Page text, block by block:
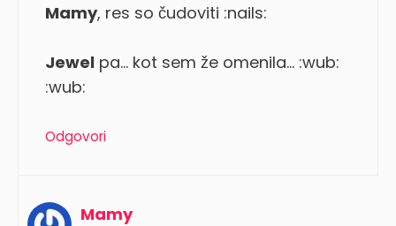
Mamy, res so čudoviti :nails:
Jewel pa… kot sem že omenila… :wub:
:wub:
Odgovori
Mamy